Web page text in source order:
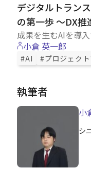
デジタルトラン
の第一歩 ～DX推
成果を生むAIを導
小倉 英一郎
#AI #プロジェク
執筆者
小
シ